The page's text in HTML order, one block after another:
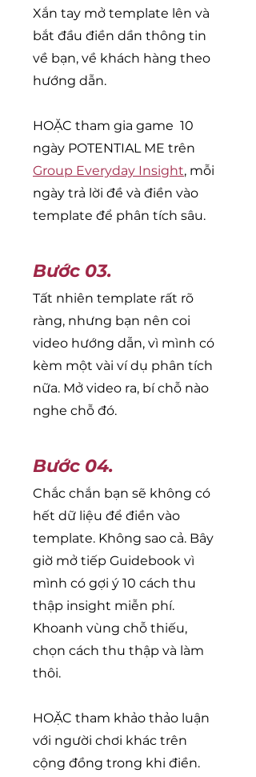
Xắn tay mở template lên và
bắt đầu điền dần thông tin
về bạn, về khách hàng theo
hướng dẫn.
HOẶC tham gia game 10
ngày POTENTIAL ME trên
Group Everyday Insight, mỗi
ngày trả lời đề và điền vào
template để phân tích sâu.
Bước 03.
Tất nhiên template rất rõ
ràng, nhưng bạn nên coi
video hướng dẫn, vì mình có
kèm một vài ví dụ phân tích
nữa. Mở video ra, bí chỗ nào
nghe chỗ đó.
Bước 04.
Chắc chắn bạn sẽ không có
hết dữ liệu để điền vào
template. Không sao cả. Bây
giờ mở tiếp Guidebook vì
mình có gợi ý 10 cách thu
thập insight miễn phí.
Khoanh vùng chỗ thiếu,
chọn cách thu thập và làm
thôi.
​HOẶC tham khảo thảo luận
với người chơi khác trên
cộng đồng trong khi điền.